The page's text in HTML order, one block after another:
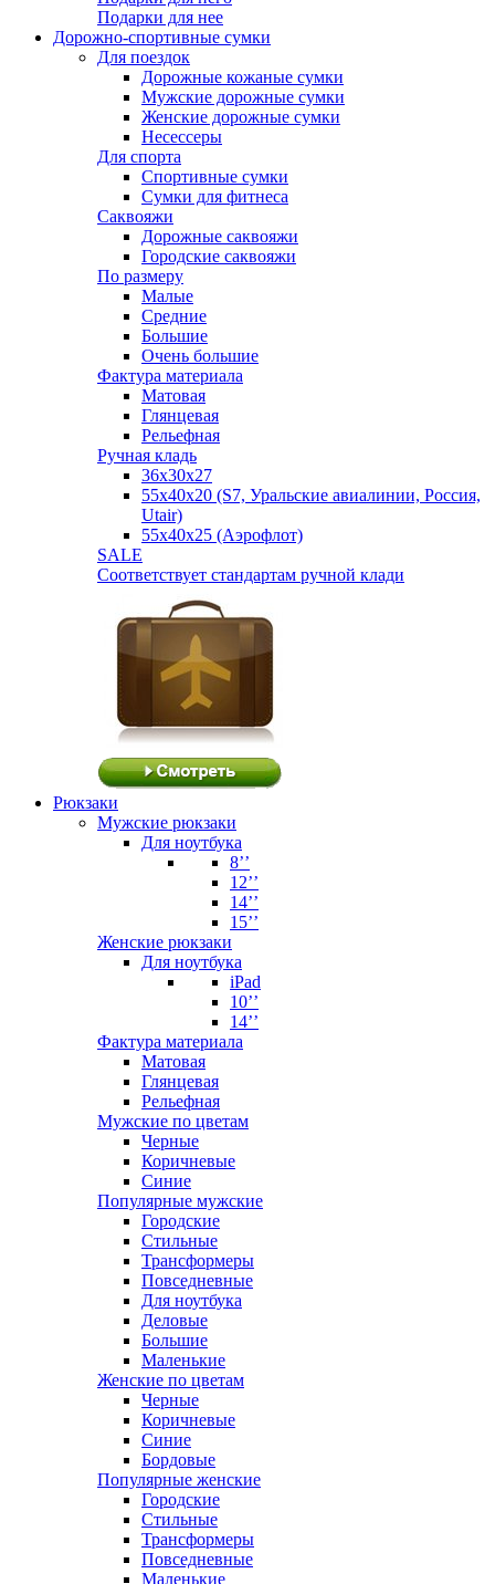
Подарки для нее
Дорожно-спортивные сумки
Для поездок
Дорожные кожаные сумки
Мужские дорожные сумки
Женские дорожные сумки
Несессеры
Для спорта
Спортивные сумки
Сумки для фитнеса
Саквояжи
Дорожные саквояжи
Городские саквояжи
По размеру
Малые
Средние
Большие
Очень большие
Фактура материала
Матовая
Глянцевая
Рельефная
Ручная кладь
36х30x27
55х40х20 (S7, Уральские авиалинии, Россия,
Utair)
55х40х25 (Аэрофлот)
SALE
Соответствует стандартам ручной клади
Рюкзаки
Мужские рюкзаки
Для ноутбука
8’’
12’’
14’’
15’’
Женские рюкзаки
Для ноутбука
iPad
10’’
14’’
Фактура материала
Матовая
Глянцевая
Рельефная
Мужские по цветам
Черные
Коричневые
Синие
Популярные мужские
Городские
Стильные
Трансформеры
Повседневные
Для ноутбука
Деловые
Большие
Маленькие
Женские по цветам
Черные
Коричневые
Синие
Бордовые
Популярные женские
Городские
Стильные
Трансформеры
Повседневные
Маленькие